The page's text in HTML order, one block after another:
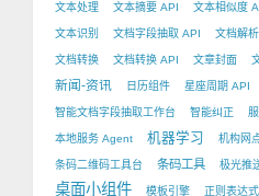
文本处理 文本摘要 API 文本相似度
文本识别 文档字段抽取 API 文档解
文档转换 文档转换 API 文章封面
新闻-资讯 日历组件 星座周期 API
智能文档字段抽取工作台 智能纠正
本地服务 Agent 机器学习 机构网
条码二维码工具台 条码工具 极光推
桌面小组件 模板引擎 正则表达式